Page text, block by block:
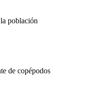
población
de copépodos